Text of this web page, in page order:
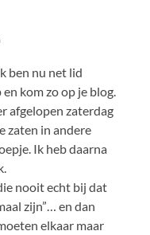
ben nu net lid
kom zo op je blog.
afgelopen zaterdag
zaten in andere
Ik heb daarna
nooit echt bij dat
zijn”… en dan
elkaar maar